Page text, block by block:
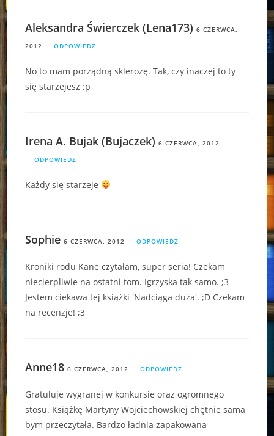
Aleksandra Świerczek (Lena173) 6 CZERWCA,
2012
ODPOWIEDZ
No to mam porządną sklerozę. Tak, czy inaczej to ty
się starzejesz ;p
Irena A. Bujak (Bujaczek) 6 CZERWCA, 2012
ODPOWIEDZ
Każdy się starzeje
Sophie 6 CZERWCA, 2012 ODPOWIEDZ
Kroniki rodu Kane czytałam, super seria! Czekam
niecierpliwie na ostatni tom. Igrzyska tak samo. ;3
Jestem ciekawa tej książki 'Nadciąga duża'. ;D Czekam
na recenzje! ;3
Anne18 6 CZERWCA, 2012 ODPOWIEDZ
Gratuluje wygranej w konkursie oraz ogromnego
stosu. Książkę Martyny Wojciechowskiej chętnie sama
bym przeczytała. Bardzo ładnia zapakowana